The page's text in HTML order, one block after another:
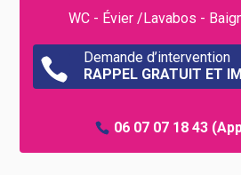
WC - Évier /Lavabos -

Demande d’intervention
RAPPEL GRATUIT ET
06 07 07 18 43